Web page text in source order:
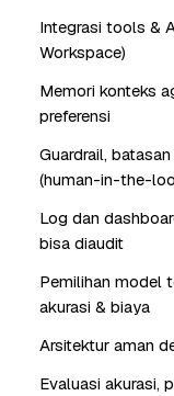
Integrasi tools &
Workspace)
Memori konteks
preferensi
Guardrail,
(human-in-the-
Log dan
bisa diaudit
Pemilihan model
akurasi & biaya
Arsitektur aman
Evaluasi akurasi,